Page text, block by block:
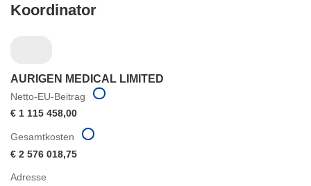
Koordinator
AURIGEN MEDICAL LIMITED
Netto-EU-Beitrag
€ 1 115 458,00
Adresse
Gesamtkosten
€ 2 576 018,75